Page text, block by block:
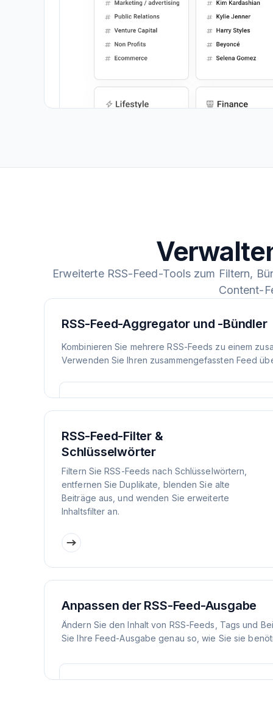
Erweiterte RSS-Feed-Tools zum Filtern,
Content-
RSS-Feed-Aggregator und -Bündler
Kombinieren Sie mehrere RSS-Feeds zu einem
Verwenden Sie Ihren zusammengefassten Feed
RSS-Feed-Filter &
Schlüsselwörter
Filtern Sie RSS-Feeds nach Schlüsselwörtern,
entfernen Sie Duplikate, blenden Sie alte
Beiträge aus, und wenden Sie erweiterte
Inhaltsfilter an.
Anpassen der RSS-Feed-Ausgabe
Ändern Sie den Inhalt von RSS-Feeds, Tags und
Sie Ihre Feed-Ausgabe genau so, wie Sie sie